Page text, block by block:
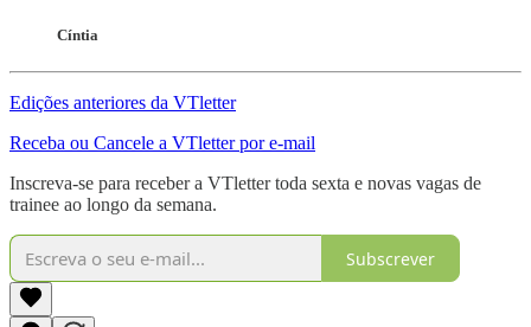
Cíntia
Edições anteriores da VTletter
Receba ou Cancele a VTletter por e-mail
Inscreva-se para receber a VTletter toda sexta e novas vagas de
trainee ao longo da semana.
Subscrever